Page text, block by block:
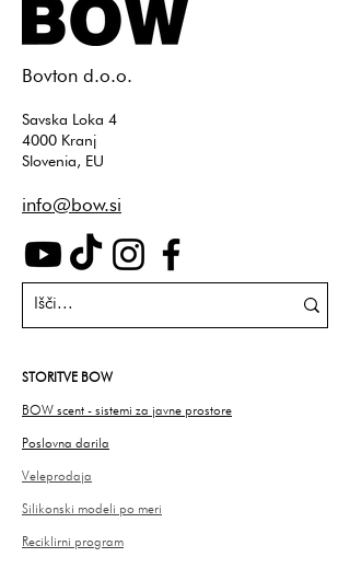
​Bovton d.o.o.
Savska Loka 4
4000 Kranj
Slovenia, EU
info@bow.si
STORITVE BOW
BOW scent - sistemi za javne prostore
Poslovna darila
Veleprodaja
Silikonski modeli po meri
Reciklirni program